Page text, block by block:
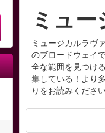
ミュ
ミュージカルラヴ
のブロードウェイ
全な範囲を見つけ
集している！より
りをお読みください